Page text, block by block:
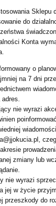
Sklepu
do
Konta
o
na 7 dni
nie wyrazi
zmiany lub
nie wyrazi
jej w życie
przeszkody do